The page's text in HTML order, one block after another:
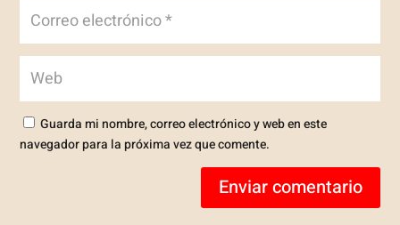
Guarda mi nombre, correo electrónico y web en este
navegador para la próxima vez que comente.
Enviar comentario